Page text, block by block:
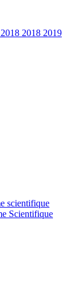
2018 2019
scientifique
Scientifique